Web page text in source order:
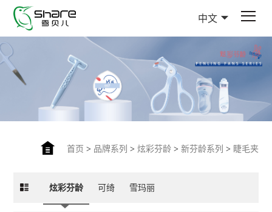
中文
首页 > 品牌系列 > 炫彩芬龄> 新芬龄系列 > 睫毛夹
炫彩芬龄 可绮 雪玛丽